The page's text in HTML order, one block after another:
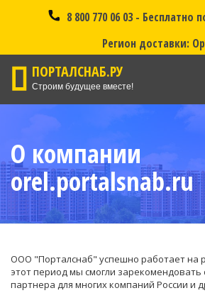
8 800 770 06 03 - Бесплатно
Регион доставки:
ПОРТАЛСНАБ.РУ
Строим будущее вместе!
О компании
orel.portalsnab.ru
ООО "Порталснаб" успешно работает на
этот период мы смогли зарекомендовать
партнера для многих компаний России и